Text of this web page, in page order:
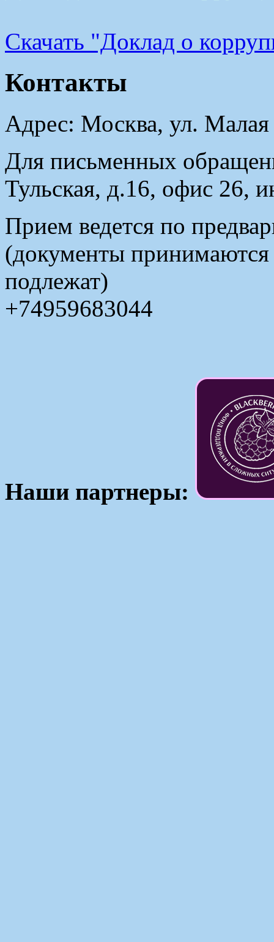
Cкачать "Доклад о
Контакты
Адрес: Москва, ул.
Для письменных
Тульская, д.16, офис 26,
Прием ведется по
(документы принимаются
подлежат)
+74959683044
Наши партнеры: